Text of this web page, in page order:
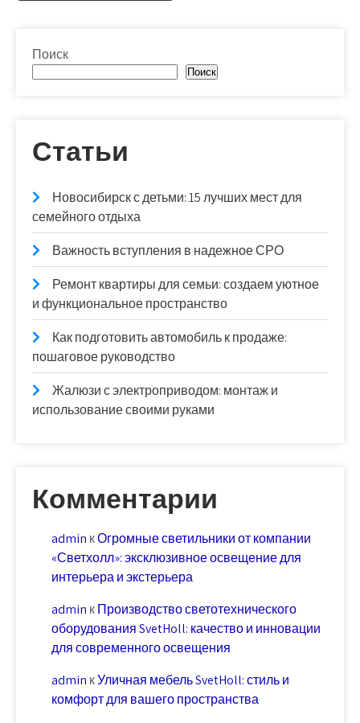
Поиск
Поиск
Статьи
Новосибирск с детьми: 15 лучших мест для
семейного отдыха
Важность вступления в надежное СРО
Ремонт квартиры для семьи: создаем уютное
и функциональное пространство
Как подготовить автомобиль к продаже:
пошаговое руководство
Жалюзи с электроприводом: монтаж и
использование своими руками
Комментарии
admin кОгромные светильники от компании
«Светхолл»: эксклюзивное освещение для
интерьера и экстерьера
admin кПроизводство светотехнического
оборудования SvetHoll: качество и инновации
для современного освещения
admin кУличная мебель SvetHoll: стиль и
комфорт для вашего пространства